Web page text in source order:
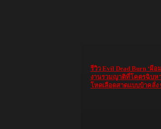
รีวิว Evil Dead Burn ‘ผีอ
งานรวมญาติที่โคตรฉิบห
โหดเลือดสาดแบบบ้าคลั่ง